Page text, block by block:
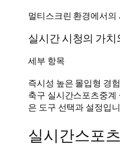
멀티스크린 환경에서의
실시간 시청의 가치
세부 항목
즉시성 높은 몰입형 경
축구 실시간스포츠중계
은 도구 선택과 설정입
실시간스포